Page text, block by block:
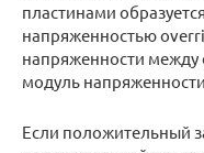
пластинами
напряженностью
напряженности
модуль
Если положительный